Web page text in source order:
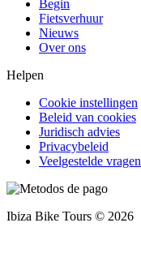
Begin
Fietsverhuur
Nieuws
Over ons
Helpen
Cookie instellingen
Beleid van cookies
Juridisch advies
Privacybeleid
Veelgestelde vragen
Ibiza Bike Tours © 2026